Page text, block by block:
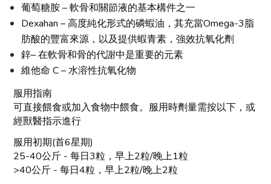
葡萄糖胺 – 軟骨和關節液的基本構件之一
Dexahan – 高度純化形式的磷蝦油，其充當Omega-3脂
肪酸的豐富來源，以及提供蝦青素，強效抗氧化劑
鋅– 在軟骨和骨的代謝中是重要的元素
維他命 C – 水溶性抗氧化物
服用指南
可直接餵食或加入食物中餵食。服用時劑量需按以下，或
經獸醫指示進行
服用初期(首6星期)
25-40公斤 - 每日3粒，早上2粒/晚上1粒
>40公斤 - 每日4粒，早上2粒/晚上2粒